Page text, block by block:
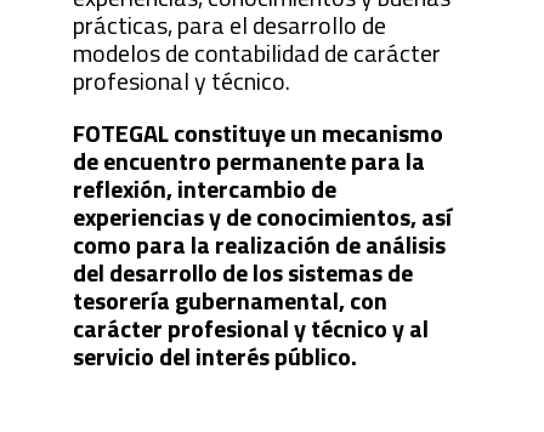
prácticas, para el desarrollo de
modelos de contabilidad de carácter
profesional y técnico.
FOTEGAL constituye un mecanismo
de encuentro permanente para la
reflexión, intercambio de
experiencias y de conocimientos, así
como para la realización de análisis
del desarrollo de los sistemas de
tesorería gubernamental, con
carácter profesional y técnico y al
servicio del interés público.